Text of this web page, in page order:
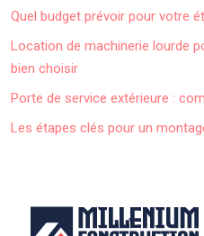
Quel budget prévoir pour votre
Location de machinerie lourde
bien choisir
Porte de service extérieure :
Les étapes clés pour un